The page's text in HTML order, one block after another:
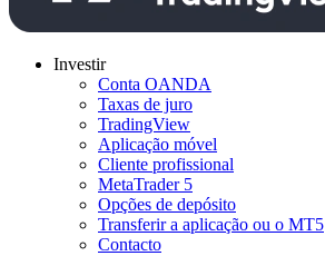
Investir
Conta OANDA
Taxas de juro
TradingView
Aplicação móvel
Cliente profissional
MetaTrader 5
Opções de depósito
Transferir a aplicação ou o MT5
Contacto